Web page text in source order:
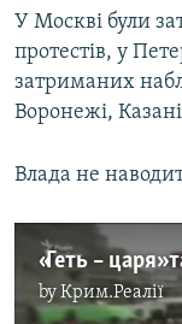
У Москві були
протестів, у
затриманих
Воронежі,
Влада не
byКрим.Реалії